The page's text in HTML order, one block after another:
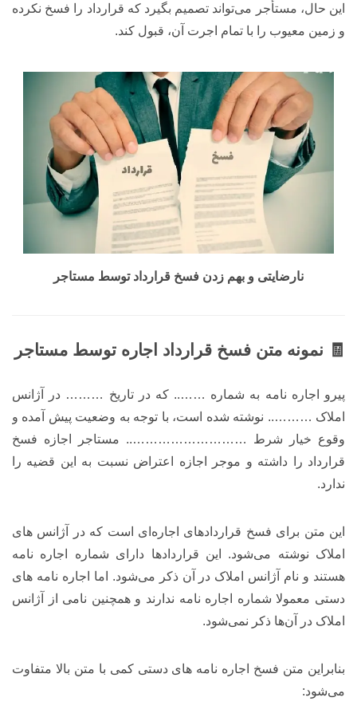
این حال، مستأجر می‌تواند تصمیم بگیرد که قرارداد را فسخ نکرده
و زمین معیوب را با تمام اجرت آن، قبول کند.
نارضایتی و بهم زدن فسخ قرارداد توسط مستاجر
🧾 نمونه متن فسخ قرارداد اجاره توسط مستاجر
پیرو اجاره نامه به شماره …….. که در تاریخ ……… در آژانس
املاک ……….. نوشته شده است، با توجه به وضعیت پیش آمده و
وقوع خیار شرط ……………………….. مستاجر اجازه فسخ
قرارداد را داشته و موجر اجازه اعتراض نسبت به این قضیه را
ندارد.
این متن برای فسخ قراردادهای اجاره‌ای است که در آژانس های
املاک نوشته می‌شود. این قراردادها دارای شماره اجاره نامه
هستند و نام آژانس املاک در آن ذکر می‌شود. اما اجاره نامه های
دستی معمولا شماره اجاره نامه ندارند و همچنین نامی از آژانس
املاک در آن‌ها ذکر نمی‌شود.
بنابراین متن فسخ اجاره نامه های دستی کمی با متن بالا متفاوت
می‌شود: